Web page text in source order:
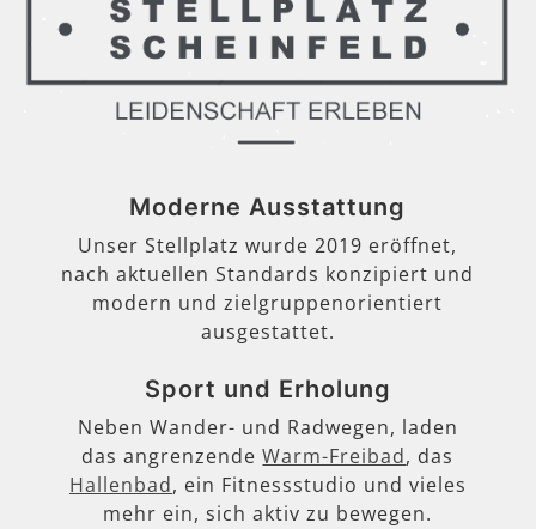
Moderne Ausstattung
Unser Stellplatz wurde 2019 eröffnet,
nach aktuellen Standards konzipiert und
modern und zielgruppenorientiert
ausgestattet.
Sport und Erholung
Neben Wander- und Radwegen, laden
das angrenzendeWarm-Freibad, das
Hallenbad, ein Fitnessstudio und vieles
mehr ein, sich aktiv zu bewegen.